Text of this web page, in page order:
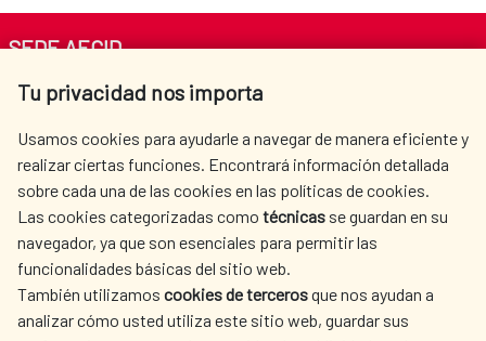
Tu privacidad nos importa
Usamos cookies para ayudarle a navegar de manera eficiente y
realizar ciertas funciones. Encontrará información detallada
sobre cada una de las cookies en las políticas de cookies.
Las cookies categorizadas como técnicas se guardan en su
navegador, ya que son esenciales para permitir las
funcionalidades básicas del sitio web.
También utilizamos cookies de tercerosque nos ayudan a
analizar cómo usted utiliza este sitio web, guardar sus
SEDE AECID
Av. Reyes Católicos 4 - 28040 Madrid
centro.informacion@aecid.es
LA AECID
DÓNDE COOPERAMOS
ACCIÓN HUMANITARIA
SALA DE PRENSA
CULTURA Y CIENCIA
BIBLIOTECA